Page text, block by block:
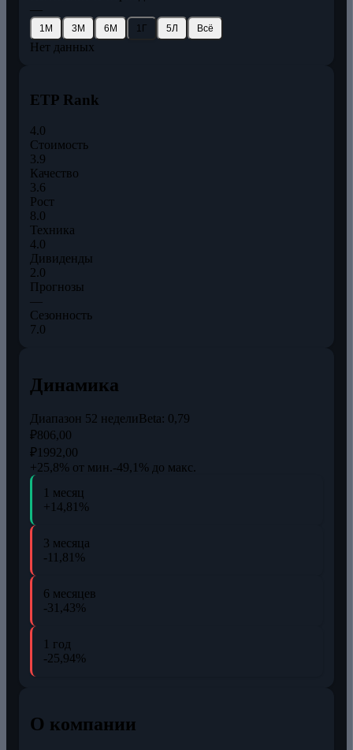
—
1М 3М 6М 1Г 5Л Всё
Нет данных
ETP Rank
4.0
Стоимость
3.9
Качество
3.6
Рост
8.0
Техника
4.0
Дивиденды
2.0
Прогнозы
—
Сезонность
7.0
Динамика
Диапазон 52 неделиBeta: 0,79
₽806,00
₽1992,00
+25,8% от мин.-49,1% до макс.
1 месяц
+14,81%
3 месяца
-11,81%
6 месяцев
-31,43%
1 год
-25,94%
О компании